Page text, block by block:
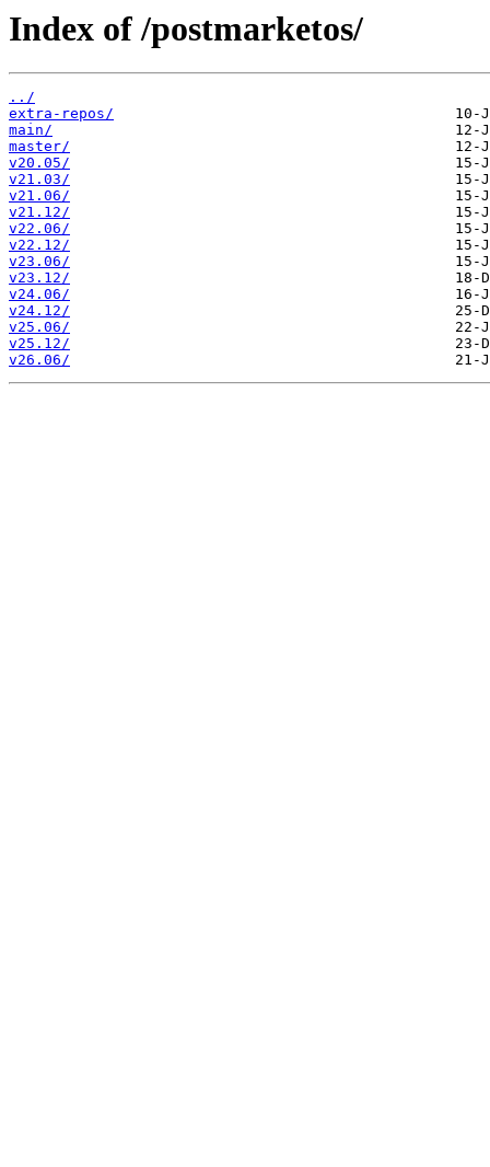
Index of /postmarketos/
../
extra-repos/
main/
master/
v20.05/
v21.03/
v21.06/
v21.12/
v22.06/
v22.12/
v23.06/
v23.12/
v24.06/
v24.12/
v25.06/
v25.12/
v26.06/